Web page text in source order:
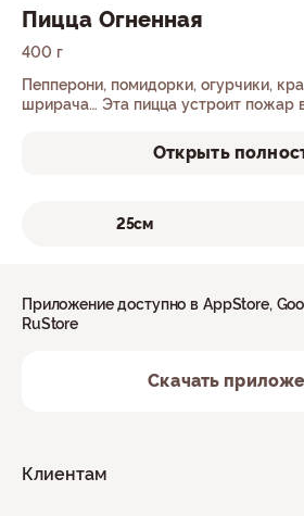
Пицца Огненная
400 г
Пепперони, помидорки, огурчики,
шрирача… Эта пицца устроит пожар
Открыть
25см
Клиентам
Приложение доступно в AppStore,
RuStore
Скачать